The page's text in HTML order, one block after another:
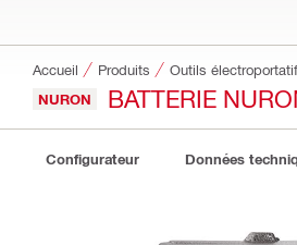
Accueil Produits Outils
NURON BATTERIE
Configurateur Données